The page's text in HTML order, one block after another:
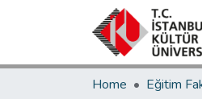
Home